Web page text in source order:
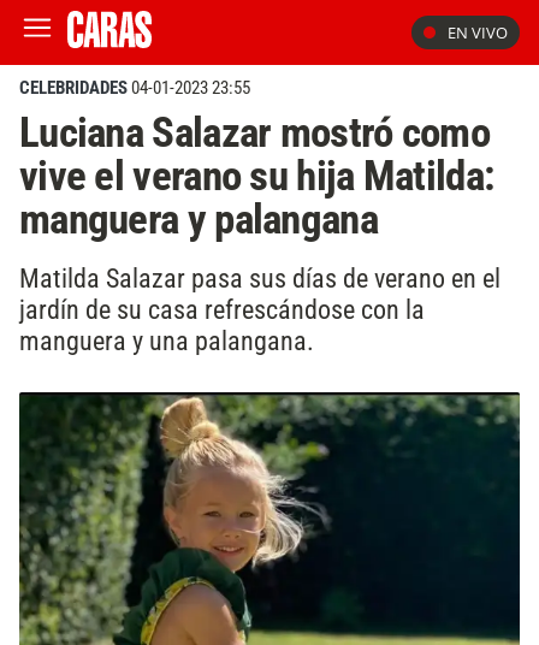
EN VIVO
CELEBRIDADES04-01-2023 23:55
Luciana Salazar mostró como
vive el verano su hija Matilda:
manguera y palangana
Matilda Salazar pasa sus días de verano en el
jardín de su casa refrescándose con la
manguera y una palangana.